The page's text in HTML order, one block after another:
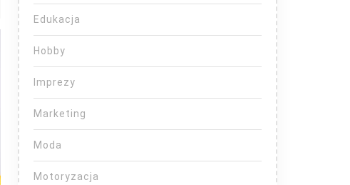
Edukacja
Hobby
Imprezy
Marketing
Moda
Motoryzacja